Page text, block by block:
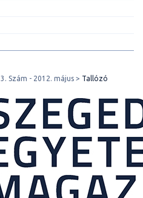
3. Szám - 2012. május Tallózó